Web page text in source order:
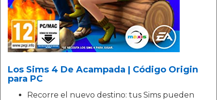
Los Sims 4 De Acampada | Código Origin
para PC
Recorre el nuevo destino: tus Sims pueden